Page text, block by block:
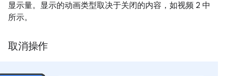
显示量。显示的动画类型取决于关闭的内容，如视频 2 中
所示。
取消操作